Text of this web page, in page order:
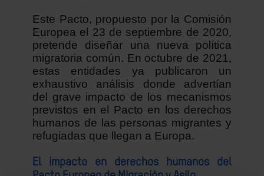
Este Pacto, propuesto por la Comisión
Europea el 23 de septiembre de 2020,
pretende diseñar una nueva política
migratoria común. En octubre de 2021,
estas entidades ya publicaron un
exhaustivo análisis donde advertían
del grave impacto de los mecanismos
previstos en el Pacto en los derechos
humanos de las personas migrantes y
refugiadas que llegan a Europa.
El impacto en derechos humanos del